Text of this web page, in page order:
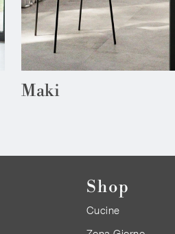
Maki
Shop
Cucine